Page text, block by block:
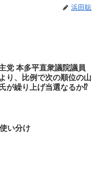
浜田聡
党 本多平直衆議院議員
り、比例で次の順位の山
が繰り上げ当選なるか⁉
い分け